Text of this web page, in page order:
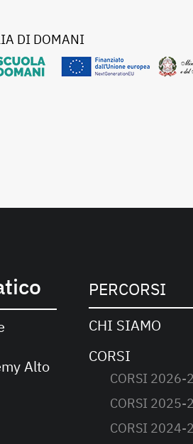
DI DOMANI
Alto
PERCORSI
CHI SIAMO
CORSI
CORSI 2026-
CORSI 2025-
CORSI 2024-